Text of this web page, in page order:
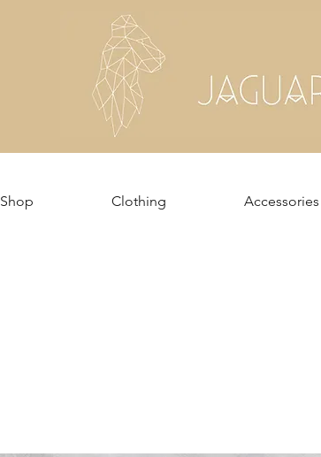
Shop Clothing Accessories